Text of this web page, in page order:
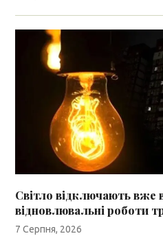
Світло відключають вже
відновлювальні роботи
7 Серпня, 2026